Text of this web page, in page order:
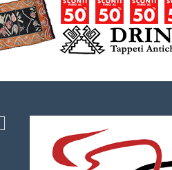
Brocci Incontra
Giuseppe Martinelli